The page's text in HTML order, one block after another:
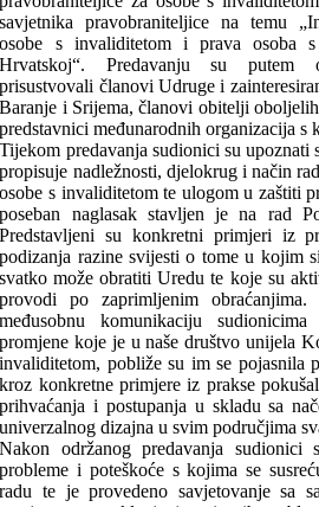
savjetnika pravobraniteljice na temu
osobe s invaliditetom i prava osoba
Hrvatskoj“. Predavanju su putem
prisustvovali članovi Udruge i
Baranje i Srijema, članovi obitelji
predstavnici međunarodnih organizacija s
Tijekom predavanja sudionici su
propisuje nadležnosti, djelokrug i način
osobe s invaliditetom te ulogom u zaštiti
poseban naglasak stavljen je na rad
Predstavljeni su konkretni primjeri iz
podizanja razine svijesti o tome u kojim
svatko može obratiti Uredu te koje su
provodi po zaprimljenim
međusobnu komunikaciju
promjene koje je u naše društvo unijela
invaliditetom, pobliže su im se pojasnila
kroz konkretne primjere iz prakse
prihvaćanja i postupanja u skladu sa
univerzalnog dizajna u svim područjima
Nakon održanog predavanja sudionici
probleme i poteškoće s kojima se
radu te je provedeno savjetovanje sa